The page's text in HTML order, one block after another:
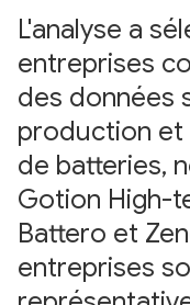
L'analyse a
entreprises
des données
production et
de batteries,
Gotion High-
Battero et
entreprises